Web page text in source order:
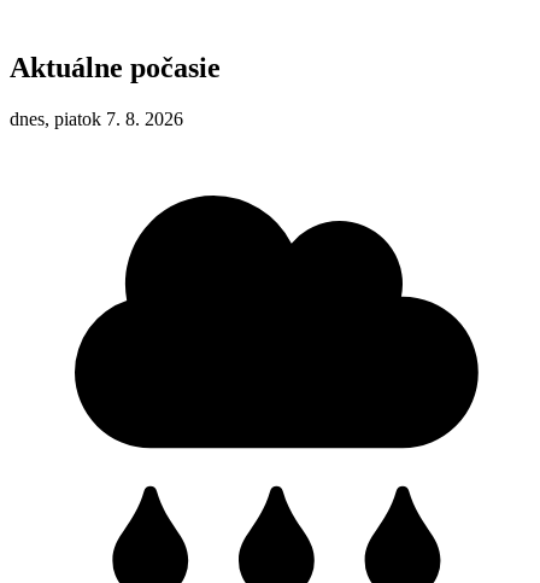
Aktuálne počasie
dnes, piatok 7. 8. 2026